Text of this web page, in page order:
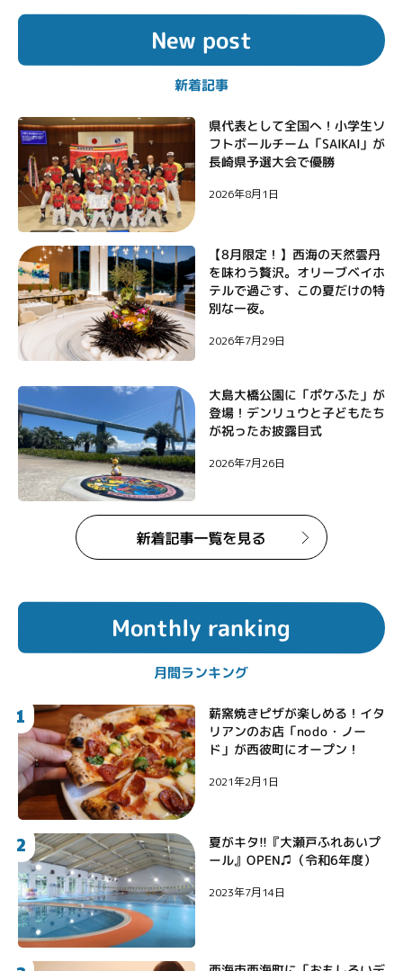
ナ
ゲ
シ
ョ
ン
New post
新着記事
県代表として全国へ！小学生ソ
フトボールチーム「SAIKAI」が
長崎県予選大会で優勝
2026年8月1日
【8月限定！】西海の天然雲丹
を味わう贅沢。オリーブベイホ
テルで過ごす、この夏だけの特
別な一夜。
2026年7月29日
大島大橋公園に「ポケふた」が
登場！デンリュウと子どもたち
が祝ったお披露目式
2026年7月26日
Monthly ranking
月間ランキング
1 薪窯焼きピザが楽しめる！イタ
リアンのお店「nodo・ノー
ド」が西彼町にオープン！
2021年2月1日
2 夏がキタ!!『大瀬戸ふれあいプ
ール』OPEN♫（令和6年度）
2023年7月14日